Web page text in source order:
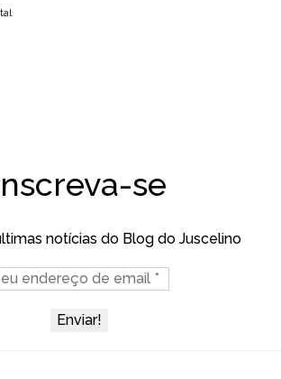
se
notícias do Blog do Juscelino